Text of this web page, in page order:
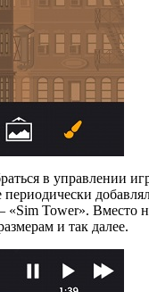
в управлении
Tower». Вместо
и так далее.